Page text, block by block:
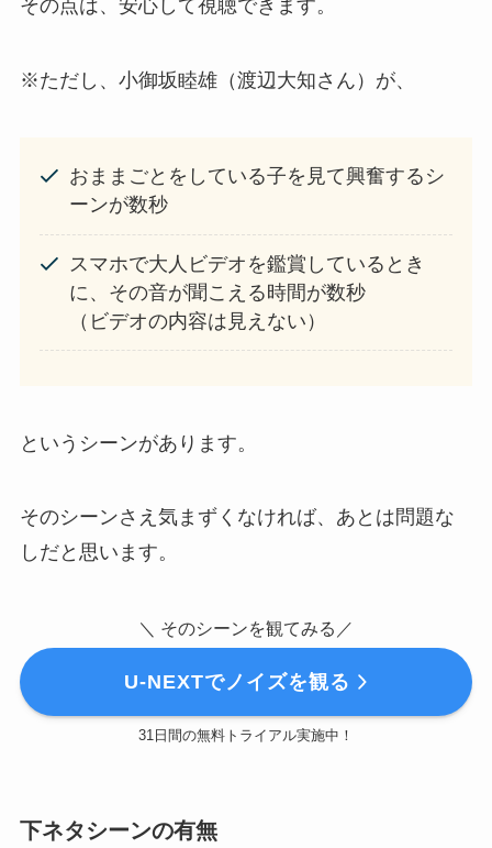
その点は、安心して視聴できます。
※ただし、小御坂睦雄（渡辺大知さん）が、
おままごとをしている子を見て興奮するシ
ーンが数秒
スマホで大人ビデオを鑑賞しているとき
に、その音が聞こえる時間が数秒
（ビデオの内容は見えない）
というシーンがあります。
そのシーンさえ気まずくなければ、あとは問題な
しだと思います。
＼ そのシーンを観てみる／
U-NEXTでノイズを観る
31日間の無料トライアル実施中！
下ネタシーンの有無